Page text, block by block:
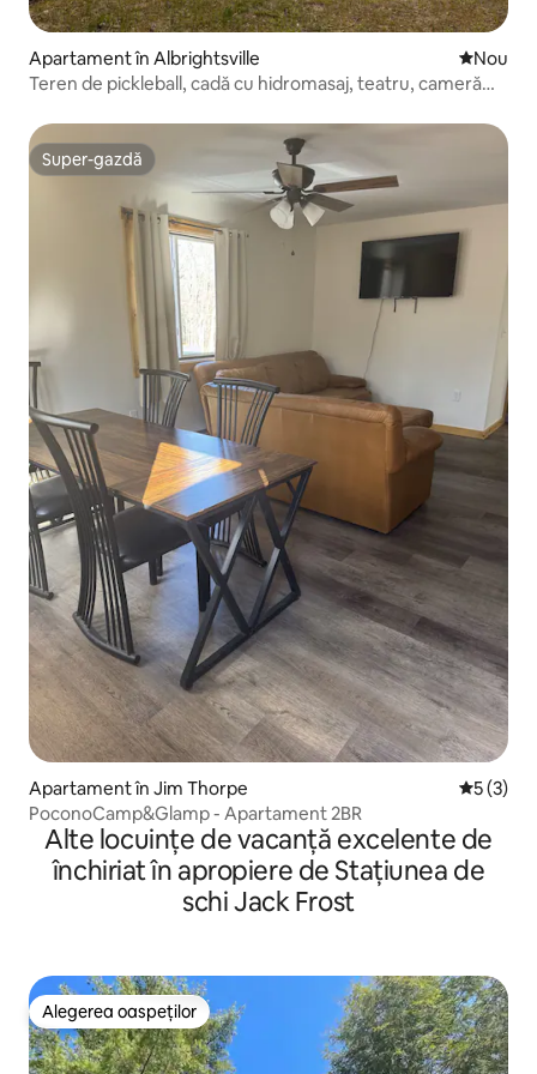
Apartament în Albrightsville Cazare
Nou
Teren de pickleball, cadă cu hidromasaj, teatru, cameră
Super-gazdă
Super-gazdă
Apartament în Jim Thorpe Scor
5 (3)
PoconoCamp&Glamp - Apartament 2BR
Alte locuințe de vacanță excelente de
închiriat în apropiere de Stațiunea de
schi Jack Frost
Alegerea oaspeților
Alegerea oaspeților